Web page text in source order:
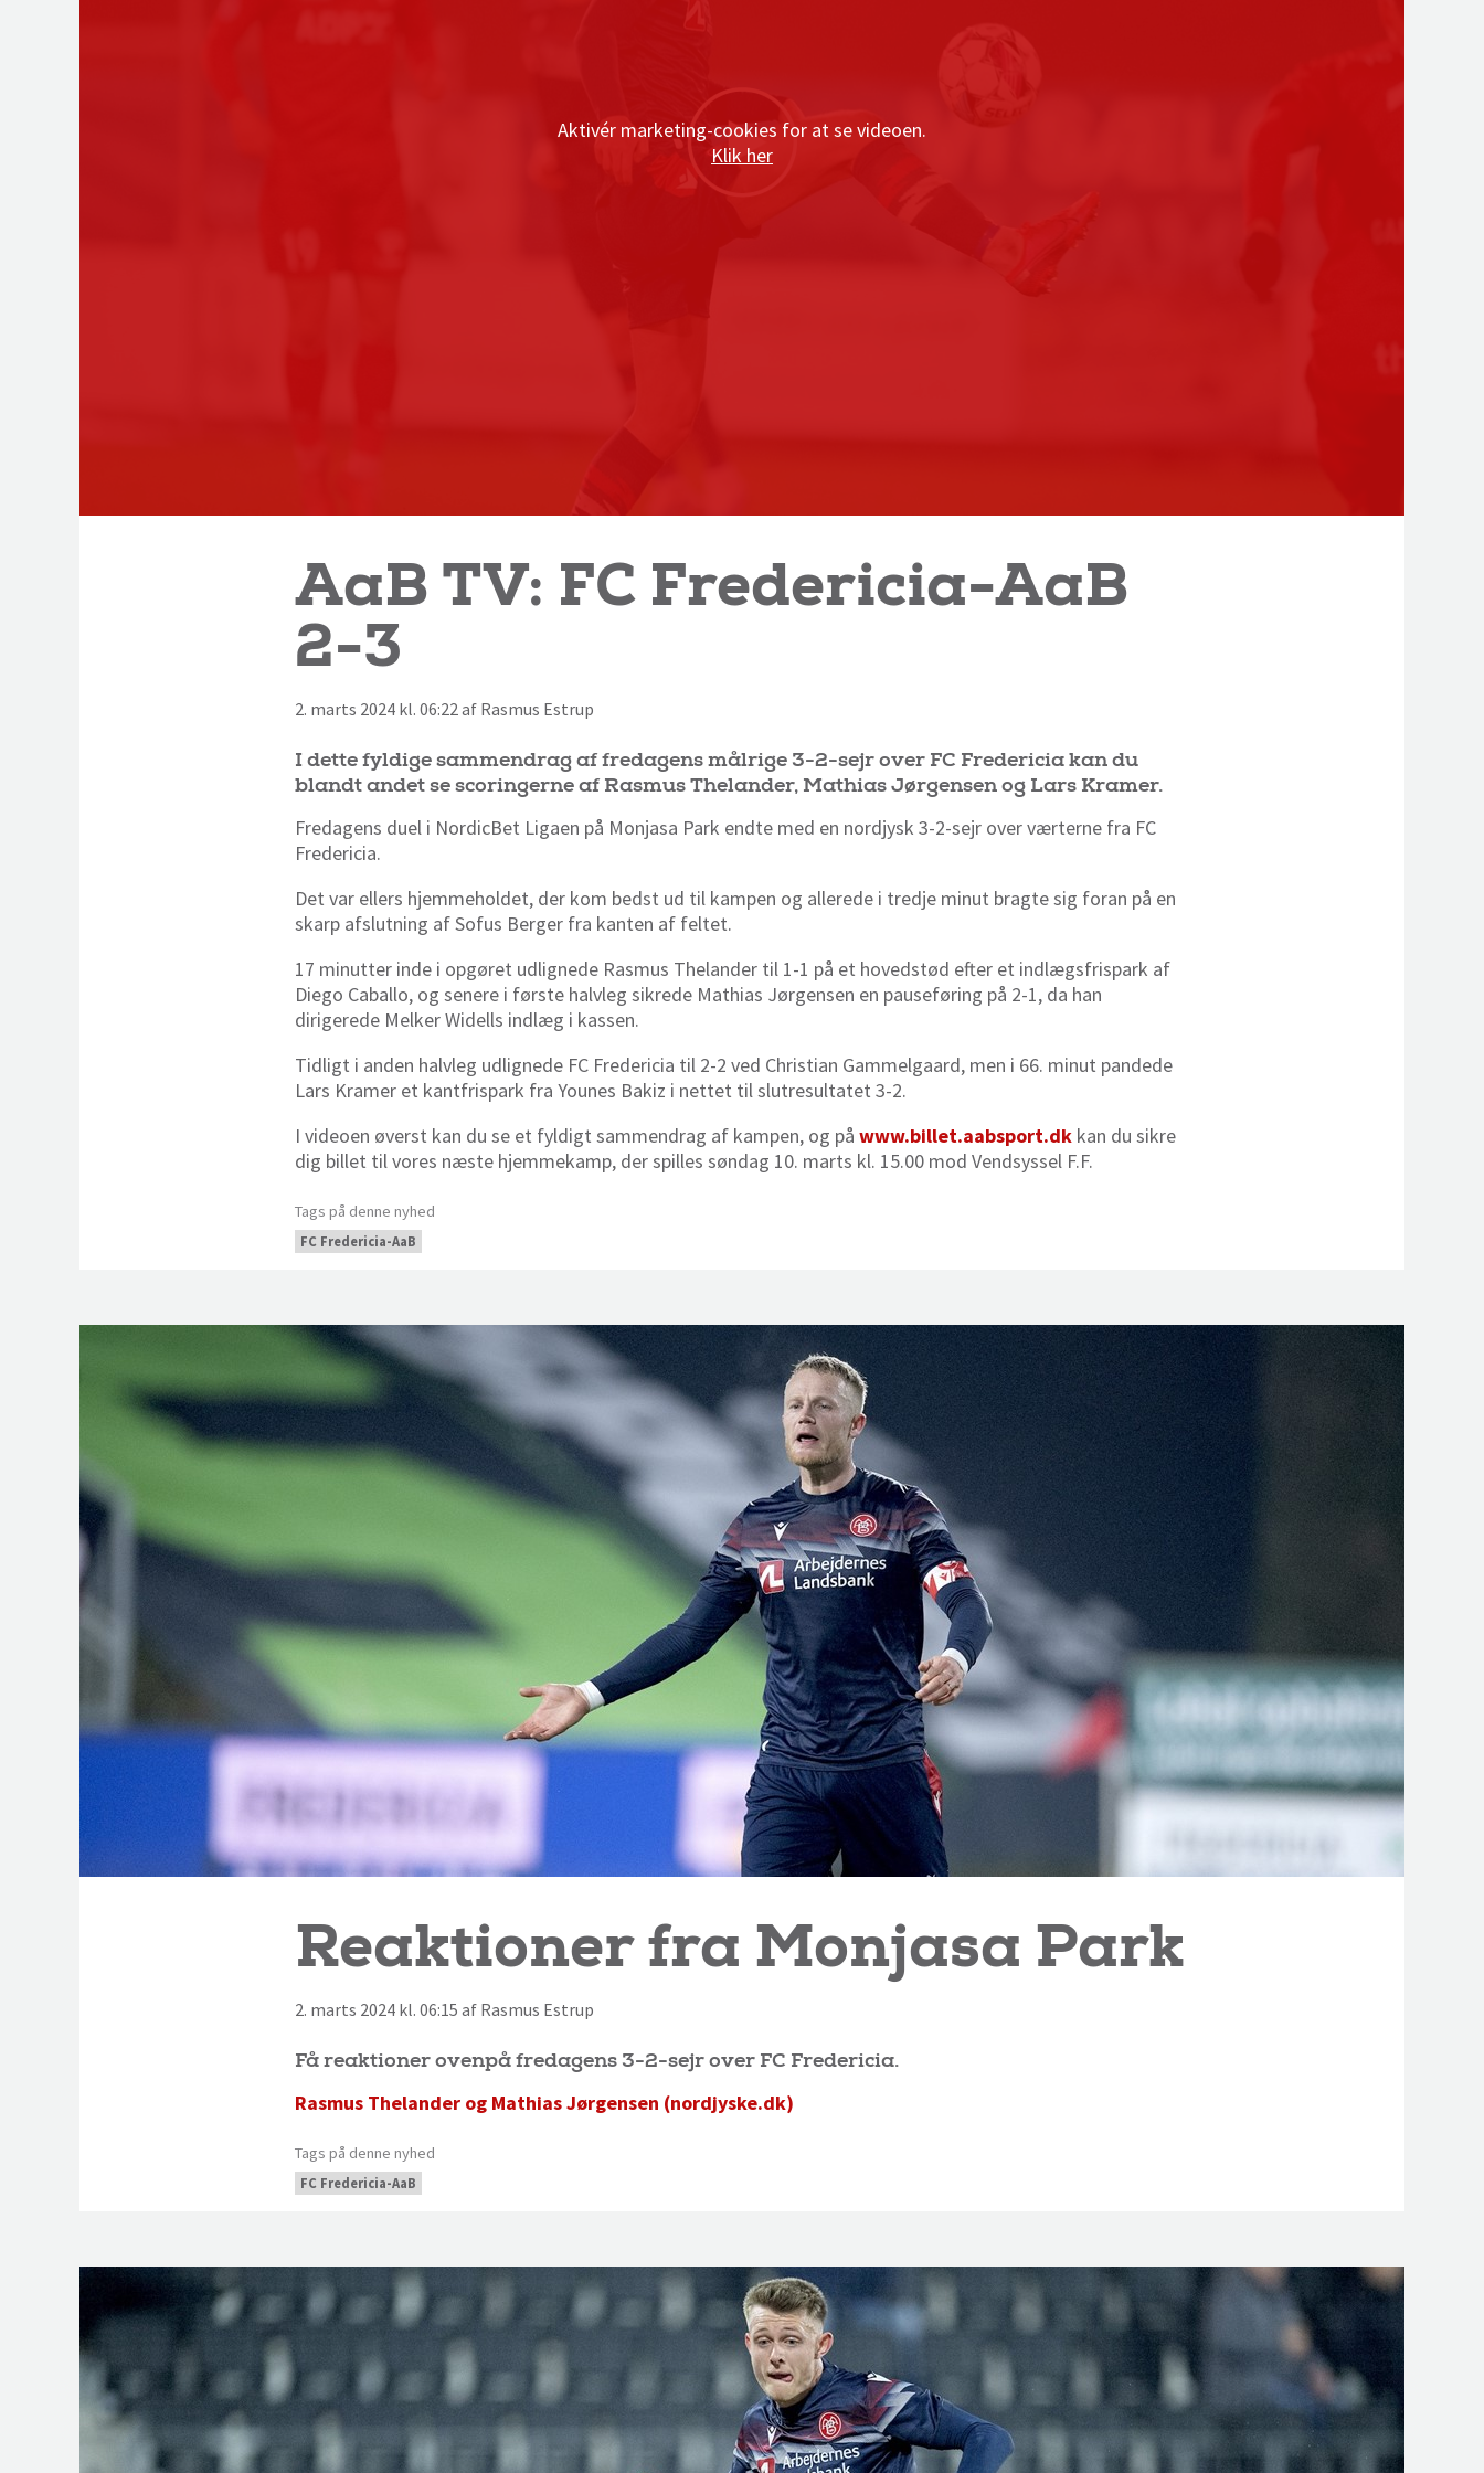
Aktivér marketing-cookies for at se videoen.
Klik her
AaB TV: FC Fredericia-AaB
2-3
2. marts 2024 kl. 06:22 af Rasmus Estrup
I dette fyldige sammendrag af fredagens målrige 3-2-sejr over FC Fredericia kan du
blandt andet se scoringerne af Rasmus Thelander, Mathias Jørgensen og Lars Kramer.
Fredagens duel i NordicBet Ligaen på Monjasa Park endte med en nordjysk 3-2-sejr over værterne fra FC
Fredericia.
Det var ellers hjemmeholdet, der kom bedst ud til kampen og allerede i tredje minut bragte sig foran på en
skarp afslutning af Sofus Berger fra kanten af feltet.
17 minutter inde i opgøret udlignede Rasmus Thelander til 1-1 på et hovedstød efter et indlægsfrispark af
Diego Caballo, og senere i første halvleg sikrede Mathias Jørgensen en pauseføring på 2-1, da han
dirigerede Melker Widells indlæg i kassen.
Tidligt i anden halvleg udlignede FC Fredericia til 2-2 ved Christian Gammelgaard, men i 66. minut pandede
Lars Kramer et kantfrispark fra Younes Bakiz i nettet til slutresultatet 3-2.
I videoen øverst kan du se et fyldigt sammendrag af kampen, og på www.billet.aabsport.dk kan du sikre
dig billet til vores næste hjemmekamp, der spilles søndag 10. marts kl. 15.00 mod Vendsyssel F.F.
Tags på denne nyhed
FC Fredericia-AaB
Reaktioner fra Monjasa Park
2. marts 2024 kl. 06:15 af Rasmus Estrup
Få reaktioner ovenpå fredagens 3-2-sejr over FC Fredericia.
Rasmus Thelander og Mathias Jørgensen (nordjyske.dk)
Tags på denne nyhed
FC Fredericia-AaB